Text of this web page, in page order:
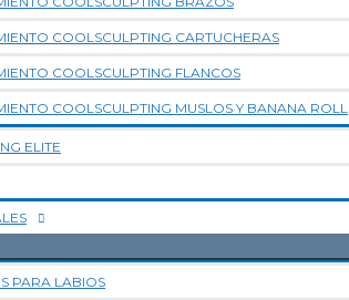
COOLSCULPTING CARTUCHERAS
COOLSCULPTING FLANCOS
COOLSCULPTING MUSLOS Y BANANA ROLL
ELITE
PARA LABIOS